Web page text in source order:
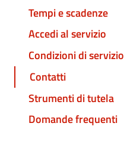
Tempi e scadenze
Accedi al servizio
Condizioni di servizio
Contatti
Strumenti di tutela
Domande frequenti